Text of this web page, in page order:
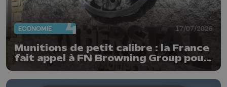
ECONOMIE 17/07/2026
Munitions de petit calibre : la France
fait appel à FN Browning Group pour
relocaliser sa production